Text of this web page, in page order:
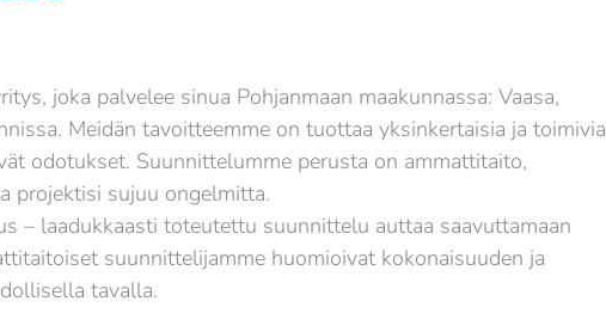
joka palvelee sinua Pohjanmaan maakunnassa: Vaasa,
Meidän tavoitteemme on tuottaa yksinkertaisia ja toimivia
odotukset. Suunnittelumme perusta on ammattitaito,
projektisi sujuu ongelmitta.
– laadukkaasti toteutettu suunnittelu auttaa saavuttamaan
suunnittelijamme huomioivat kokonaisuuden ja
tavalla.